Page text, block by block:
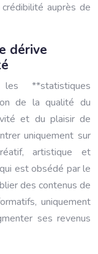
auprès de
dérive
**statistiques
de la qualité du
et du plaisir de
uniquement sur
artistique et
est obsédé par le
des contenus de
uniquement
ses revenus